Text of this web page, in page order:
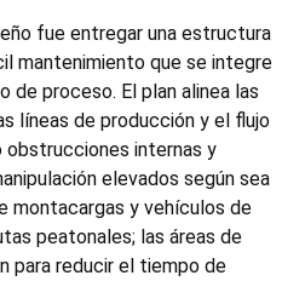
fue entregar una estructura
mantenimiento que se integre
de proceso. El plan alinea las
líneas de producción y el flujo
obstrucciones internas y
elevados según sea
montacargas y vehículos de
peatonales; las áreas de
para reducir el tiempo de